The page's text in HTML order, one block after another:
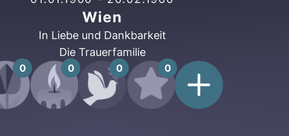
Wien
In Liebe und Dankbarkeit
Die Trauerfamilie
0 0 0 0